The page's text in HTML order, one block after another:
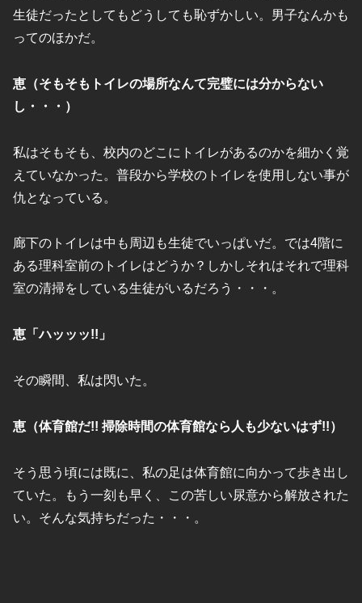
生徒だったとしてもどうしても恥ずかしい。男子なんかも
ってのほかだ。
恵（そもそもトイレの場所なんて完璧には分からない
し・・・）
私はそもそも、校内のどこにトイレがあるのかを細かく覚
えていなかった。普段から学校のトイレを使用しない事が
仇となっている。
廊下のトイレは中も周辺も生徒でいっぱいだ。では4階に
ある理科室前のトイレはどうか？しかしそれはそれで理科
室の清掃をしている生徒がいるだろう・・・。
恵「ハッッッ!!」
その瞬間、私は閃いた。
恵（体育館だ!! 掃除時間の体育館なら人も少ないはず!!）
そう思う頃には既に、私の足は体育館に向かって歩き出し
ていた。もう一刻も早く、この苦しい尿意から解放された
い。そんな気持ちだった・・・。